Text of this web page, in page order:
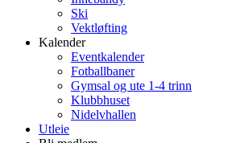
Ski
Vektløfting
Kalender
Eventkalender
Fotballbaner
Gymsal og ute 1-4 trinn
Klubbhuset
Nidelvhallen
Utleie